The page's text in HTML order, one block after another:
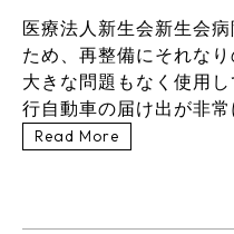
医療法人新生会新生会
ため、再整備にそれな
大きな問題もなく使用
行自動車の届け出が非
Read More